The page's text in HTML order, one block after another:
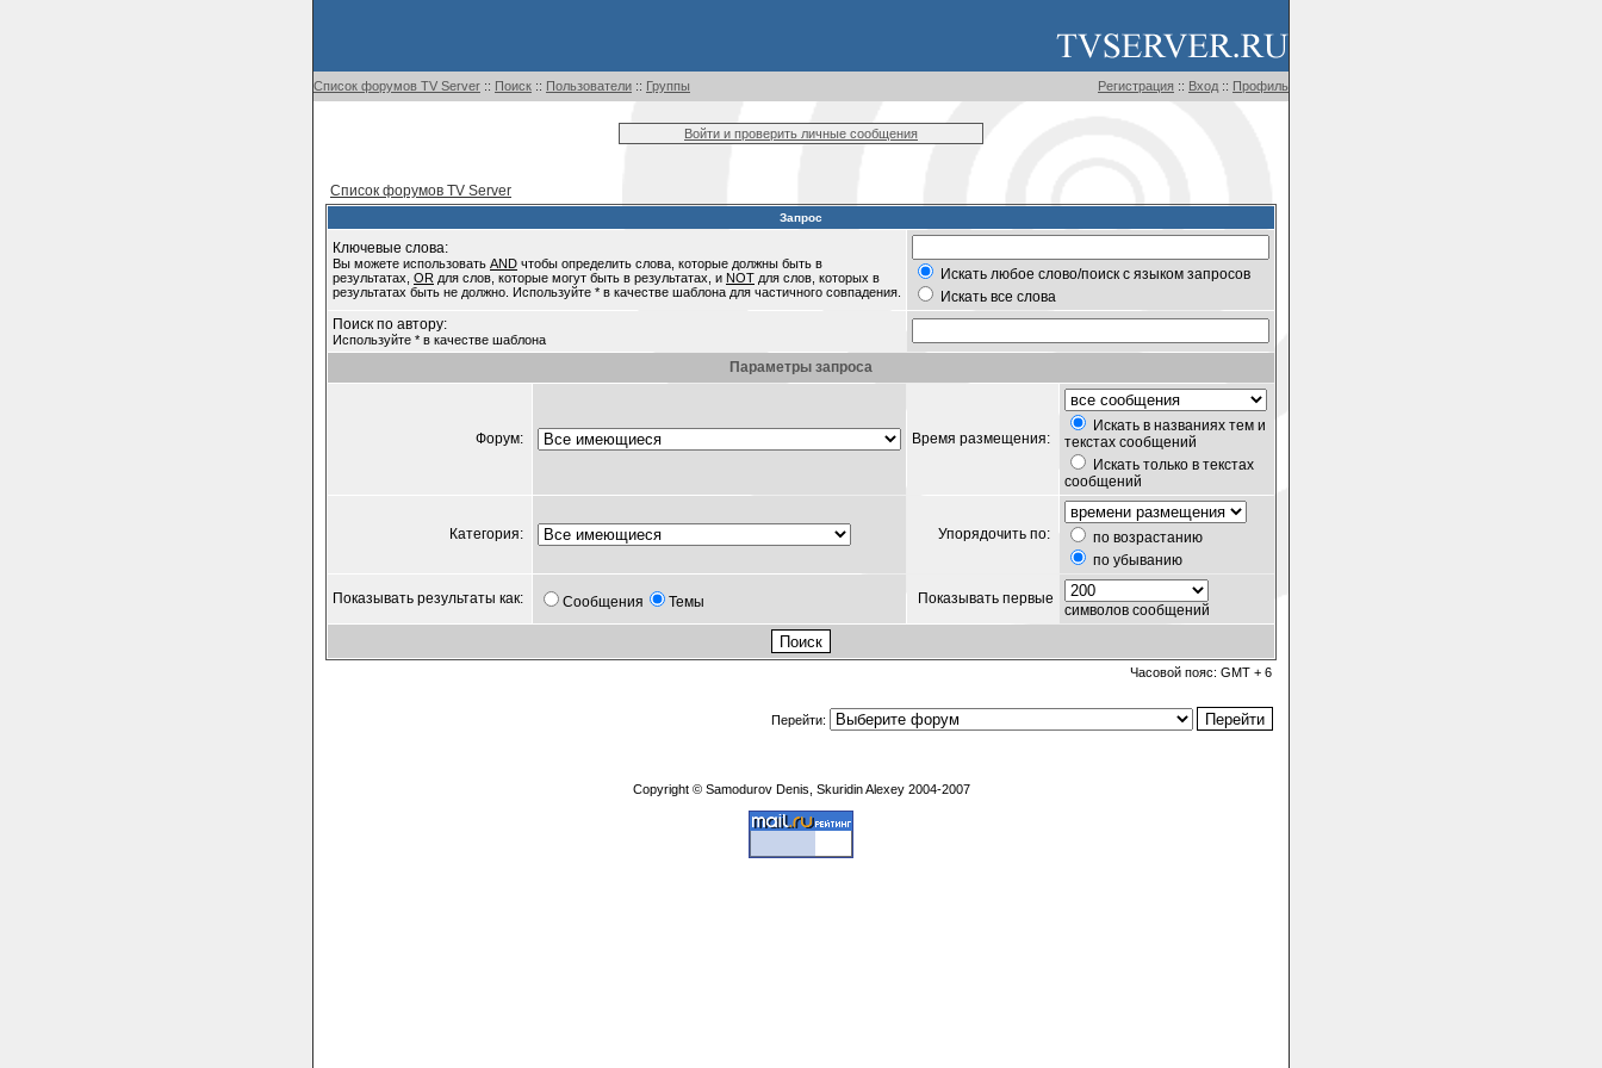
Список форумов TV Server :: Поиск :: Пользователи :: Группы Регистрация :: Вход :: Профиль
Войти и проверить личные сообщения
Список форумов TV Server
Запрос
Ключевые слова:
Вы можете использовать AND чтобы определить слова, которые должны быть в
результатах, OR для слов, которые могут быть в результатах, и NOT для слов, которых в
результатах быть не должно. Используйте * в качестве шаблона для частичного совпадения.
Искать любое слово/поиск с языком запросов
Искать все слова
Поиск по автору:
Используйте * в качестве шаблона
Параметры запроса
Форум: Время размещения:
Искать в названиях тем и
текстах сообщений
Искать только в текстах
сообщений
Категория: Упорядочить по:
по возрастанию
по убыванию
Показывать результаты как: Сообщения Темы Показывать первые
символов сообщений
Часовой пояс: GMT + 6
Перейти:
Copyright © Samodurov Denis, Skuridin Alexey 2004-2007